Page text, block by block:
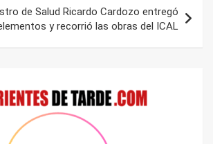
de Salud Ricardo Cardozo entregó
y recorrió las obras del ICAL